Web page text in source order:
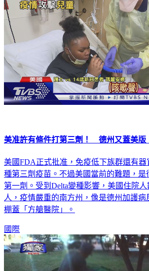
美准許有條件打第三劑！ 德州又蓋美版
美國FDA正式批准，免疫低下族群還有
種第三劑疫苗。不過美國當前的難題，是
第一劑。受到Delta變種影響，美國住院
人，疫情嚴重的南方州，像是德州加護
棚蓋「方艙醫院」。
國際